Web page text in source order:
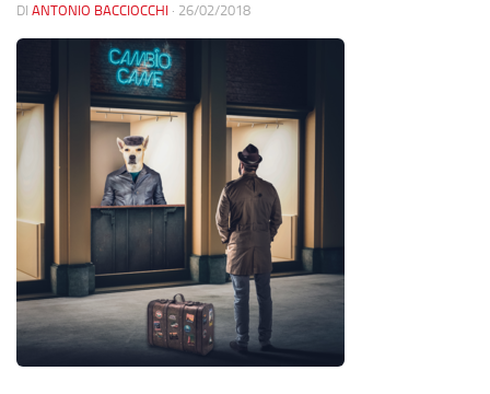
DI ANTONIO BACCIOCCHI · 26/02/2018